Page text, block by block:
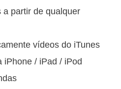
a partir de qualquer
vídeos do iTunes
iPhone / iPad / iPod